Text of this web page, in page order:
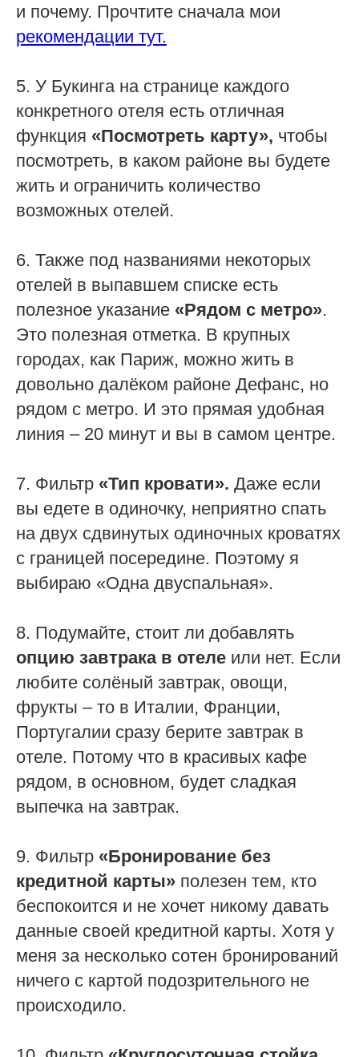
и почему. Прочтите сначала мои
рекомендации тут.
5. У Букинга на странице каждого
конкретного отеля есть отличная
функция «Посмотреть карту», чтобы
посмотреть, в каком районе вы будете
жить и ограничить количество
возможных отелей.
6. Также под названиями некоторых
отелей в выпавшем списке есть
полезное указание «Рядом с метро».
Это полезная отметка. В крупных
городах, как Париж, можно жить в
довольно далёком районе Дефанс, но
рядом с метро. И это прямая удобная
линия – 20 минут и вы в самом центре.
7. Фильтр «Тип кровати». Даже если
вы едете в одиночку, неприятно спать
на двух сдвинутых одиночных кроватях
с границей посередине. Поэтому я
выбираю «Одна двуспальная».
8. Подумайте, стоит ли добавлять
опцию завтрака в отеле или нет. Если
любите солёный завтрак, овощи,
фрукты – то в Италии, Франции,
Португалии сразу берите завтрак в
отеле. Потому что в красивых кафе
рядом, в основном, будет сладкая
выпечка на завтрак.
9. Фильтр «Бронирование без
кредитной карты» полезен тем, кто
беспокоится и не хочет никому давать
данные своей кредитной карты. Хотя у
меня за несколько сотен бронирований
ничего с картой подозрительного не
происходило.